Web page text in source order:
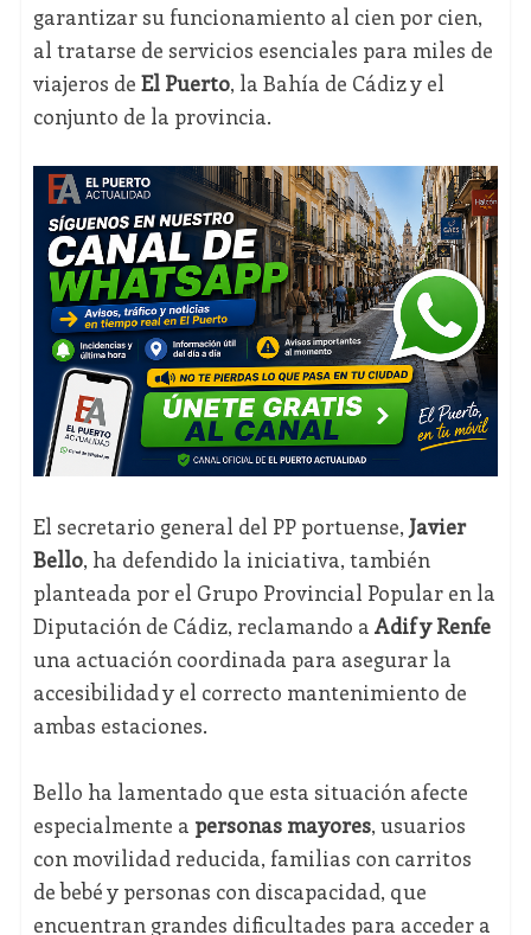
garantizar su funcionamiento al cien por cien,
al tratarse de servicios esenciales para miles de
viajeros de El Puerto, la Bahía de Cádiz y el
conjunto de la provincia.
El secretario general del PP portuense, Javier
Bello, ha defendido la iniciativa, también
planteada por el Grupo Provincial Popular en la
Diputación de Cádiz, reclamando a Adif y Renfe
una actuación coordinada para asegurar la
accesibilidad y el correcto mantenimiento de
ambas estaciones.
Bello ha lamentado que esta situación afecte
especialmente a personas mayores, usuarios
con movilidad reducida, familias con carritos
de bebé y personas con discapacidad, que
encuentran grandes dificultades para acceder a